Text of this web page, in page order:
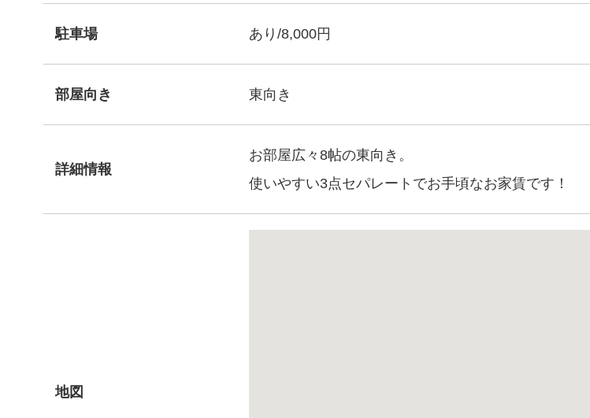
駐車場 あり/8,000円
部屋向き 東向き
詳細情報
お部屋広々8帖の東向き。
使いやすい3点セパレートでお手頃なお家賃です！
地図